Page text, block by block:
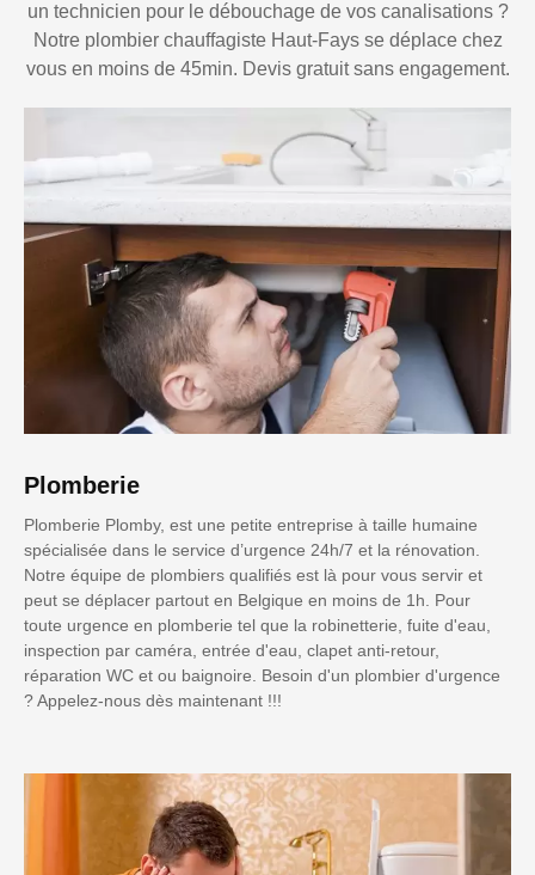
un technicien pour le débouchage de vos canalisations ?
Notre plombier chauffagiste Haut-Fays se déplace chez
vous en moins de 45min. Devis gratuit sans engagement.
Plomberie
Plomberie Plomby, est une petite entreprise à taille humaine
spécialisée dans le service d’urgence 24h/7 et la rénovation.
Notre équipe de plombiers qualifiés est là pour vous servir et
peut se déplacer partout en Belgique en moins de 1h. Pour
toute urgence en plomberie tel que la robinetterie, fuite d'eau,
inspection par caméra, entrée d'eau, clapet anti-retour,
réparation WC et ou baignoire. Besoin d'un plombier d'urgence
? Appelez-nous dès maintenant !!!